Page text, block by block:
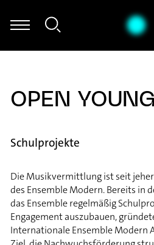
- Mark Andre: Atemwind für
OPEN YOUNG
Schulprojekte
Die Musikvermittlung ist seit
des Ensemble Modern. Bereits in
das Ensemble regelmäßig
Engagement auszubauen,
Internationale Ensemble Modern